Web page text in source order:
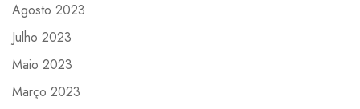
Agosto 2023
Julho 2023
Maio 2023
Março 2023